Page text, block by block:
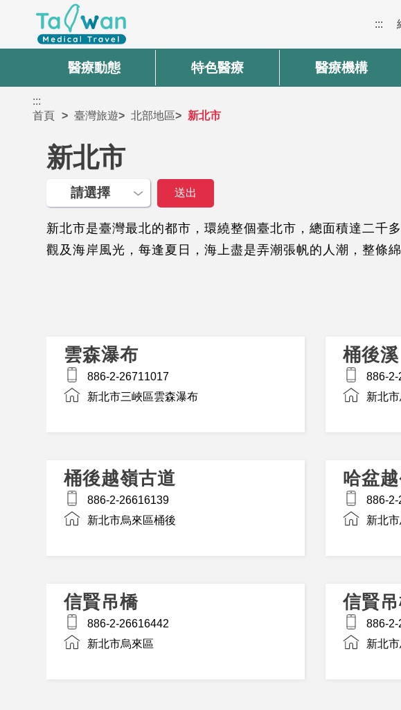
:::
醫療動態 特色醫療 醫療機構
:::
首頁
臺灣旅遊 北部地區 新北市
新北市
新北市是臺灣最北的都市，環繞整個臺北市，總面積達二千
觀及海岸風光，每逢夏日，海上盡是弄潮張帆的人潮，整條
雲森瀑布
886-2-26711017
新北市三峽區雲森瀑布
桶後溪
886-2-
新北
桶後越嶺古道
886-2-26616139
新北市烏來區桶後
哈盆
886-
新北
信賢吊橋
886-2-26616442
新北市烏來區
信賢
886-2-
新北